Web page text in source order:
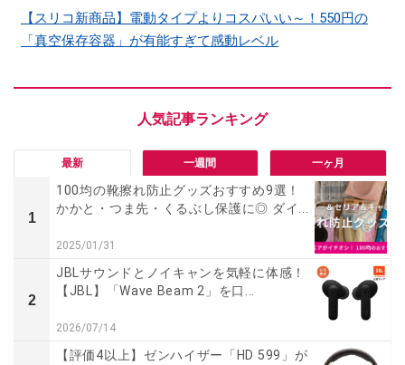
【スリコ新商品】電動タイプよりコスパいい～！550円の
「真空保存容器」が有能すぎて感動レベル
最新 一週間 一ヶ月
1
100均の靴擦れ防止グッズおすすめ9選！
かかと・つま先・くるぶし保護に◎ ダイ...
2025/01/31
2
JBLサウンドとノイキャンを気軽に体感！
【JBL】「Wave Beam 2」を口...
2026/07/14
【評価4以上】ゼンハイザー「HD 599」が